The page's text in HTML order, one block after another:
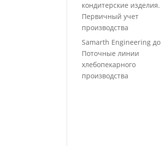
кондитерские изделия.
Первичный учет
производства
Samarth Engineering до
Поточные линии
хлебопекарного
производства